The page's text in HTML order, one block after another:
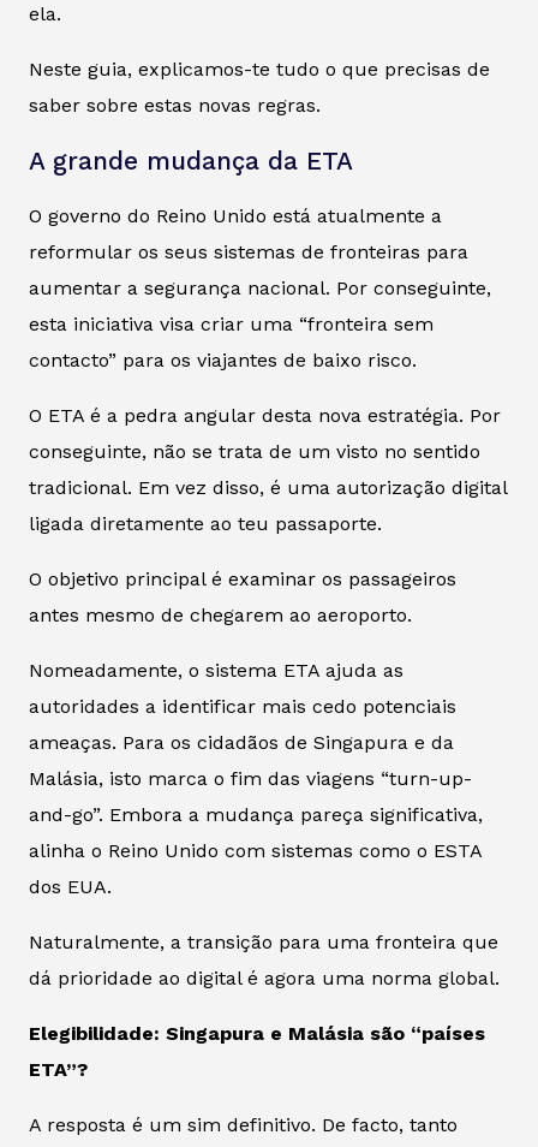
ela.
Neste guia, explicamos-te tudo o que precisas de
saber sobre estas novas regras.
A grande mudança da ETA
O governo do Reino Unido está atualmente a
reformular os seus sistemas de fronteiras para
aumentar a segurança nacional. Por conseguinte,
esta iniciativa visa criar uma “fronteira sem
contacto” para os viajantes de baixo risco.
O ETA é a pedra angular desta nova estratégia. Por
conseguinte, não se trata de um visto no sentido
tradicional. Em vez disso, é uma autorização digital
ligada diretamente ao teu passaporte.
O objetivo principal é examinar os passageiros
antes mesmo de chegarem ao aeroporto.
Nomeadamente, o sistema ETA ajuda as
autoridades a identificar mais cedo potenciais
ameaças. Para os cidadãos de Singapura e da
Malásia, isto marca o fim das viagens “turn-up-
and-go”. Embora a mudança pareça significativa,
alinha o Reino Unido com sistemas como o ESTA
dos EUA.
Naturalmente, a transição para uma fronteira que
dá prioridade ao digital é agora uma norma global.
Elegibilidade: Singapura e Malásia são “países
ETA”?
A resposta é um sim definitivo. De facto, tanto